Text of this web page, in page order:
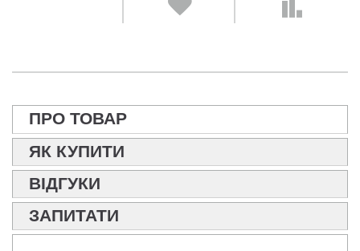
ПРО ТОВАР
ЯК КУПИТИ
ВІДГУКИ
ЗАПИТАТИ